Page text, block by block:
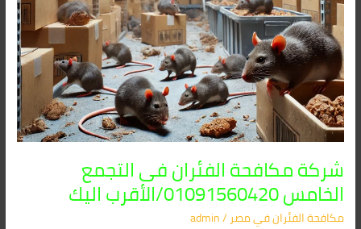
شركة مكافحة الفئران فى التجمع
الخامس 01091560420/الأقرب اليك
مكافحة الفئران​ في مصر/
admin